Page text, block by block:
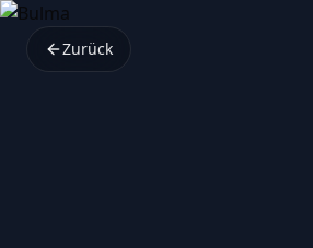
Zurück